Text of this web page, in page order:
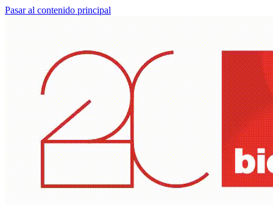
Pasar al contenido principal